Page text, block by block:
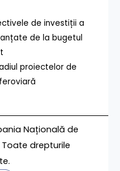
de investiții a
de la bugetul
proiectelor de
Națională de
Toate drepturile